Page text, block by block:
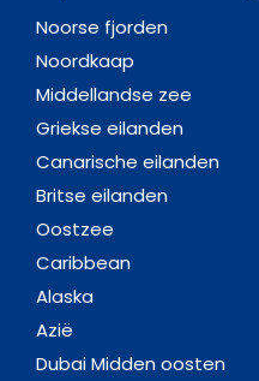
Noorse fjorden
Noordkaap
Middellandse zee
Griekse eilanden
Canarische eilanden
Britse eilanden
Oostzee
Caribbean
Alaska
Azië
Dubai Midden oosten